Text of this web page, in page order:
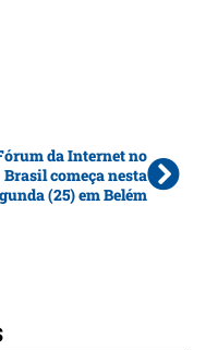
da Internet no
Brasil começa nesta
(25) em Belém